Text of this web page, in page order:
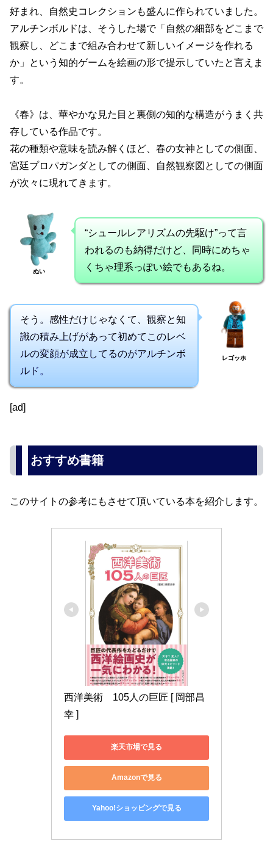
好まれ、自然史コレクションも盛んに作られていました。
アルチンボルドは、そうした場で「自然の細部をどこまで
観察し、どこまで組み合わせて新しいイメージを作れる
か」という知的ゲームを絵画の形で提示していたと言えま
す。
《春》は、華やかな見た目と裏側の知的な構造がうまく共
存している作品です。
花の種類や意味を読み解くほど、春の女神としての側面、
宮廷プロパガンダとしての側面、自然観察図としての側面
が次々に現れてきます。
ぬい
“シュールレアリズムの先駆け”って言
われるのも納得だけど、同時にめちゃ
くちゃ理系っぽい絵でもあるね。
そう。感性だけじゃなくて、観察と知
識の積み上げがあって初めてこのレベ
ルの変顔が成立してるのがアルチンボ
ルド。
レゴッホ
[ad]
おすすめ書籍
このサイトの参考にもさせて頂いている本を紹介します。
西洋美術　105人の巨匠 [ 岡部昌
幸 ]
楽天市場で見る
Amazonで見る
Yahoo!ショッピングで見る